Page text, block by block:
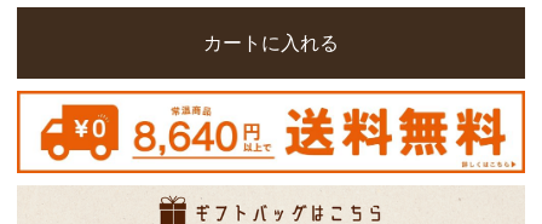
カートに入れる